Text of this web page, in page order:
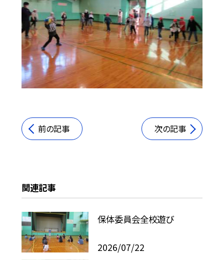
前の記事 次の記事
関連記事
保体委員会全校遊び
2026/07/22